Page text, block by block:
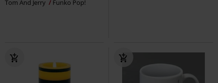
Tom And Jerry
Funko Pop!